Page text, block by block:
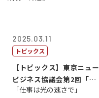
2025.03.11
トピックス
【トピックス】東京ニュー
ビジネス協議会第2回「起
業から成功へ...
「仕事は光の速さで」